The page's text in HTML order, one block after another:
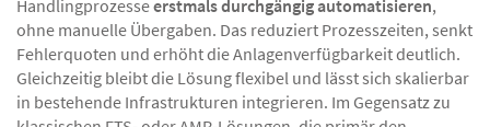
Anwender können damit Transport- und
Handlingprozesseerstmals durchgängig automatisieren ,
ohne manuelle Übergaben. Das reduziert Prozesszeiten, senkt
Fehlerquoten und erhöht die Anlagenverfügbarkeit deutlich.
Gleichzeitig bleibt die Lösung flexibel und lässt sich skalierbar